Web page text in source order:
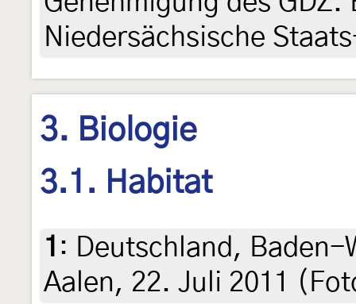
Niedersächsische
3. Biologie
3.1. Habitat
1 : Deutschland,
Aalen, 22. Juli 2011